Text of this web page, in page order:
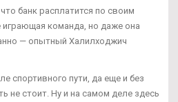
банк расплатится по своим
команда, но даже она
— опытный Халилходжич
спортивного пути, да еще и без
не стоит. Ну и на самом деле здесь